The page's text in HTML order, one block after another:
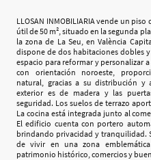
LLOSAN INMOBILIARIA vende un
útil de 50 m², situado en la segunda
la zona de La Seu, en València
dispone de dos habitaciones dobles
espacio para reformar y personalizar
con orientación noroeste,
natural, gracias a su distribución y
exterior es de madera y las
seguridad. Los suelos de terrazo
La cocina está integrada junto al
El edificio cuenta con portero
brindando privacidad y tranquilidad.
de vivir en una zona
patrimonio histórico, comercios y